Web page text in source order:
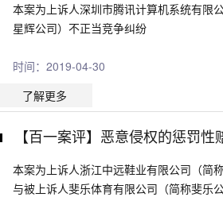
本案为上诉人深圳市腾讯计算机系统有限
星辉公司）不正当竞争纠纷
时间：2019-04-30
了解更多
【百一案评】恶意侵权的惩罚性
本案为上诉人浙江中远鞋业有限公司（简
与被上诉人斐乐体育有限公司（简称斐乐